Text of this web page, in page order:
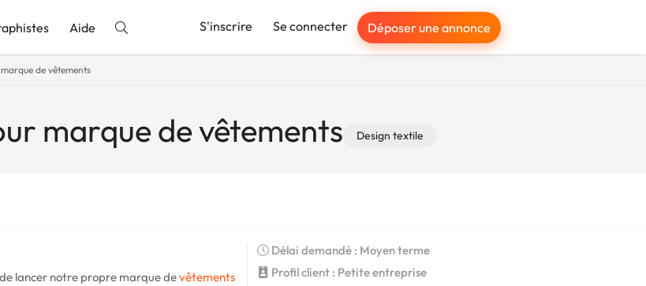
Aide S'inscrire Se connecter Déposer une annonce
de vêtements
marque de vêtements Design textile
lancer notre propre marque devêtements
Délai demandé : Moyen terme
Profil client : Petite entreprise